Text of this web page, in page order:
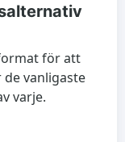
för att
vanligaste
varje.